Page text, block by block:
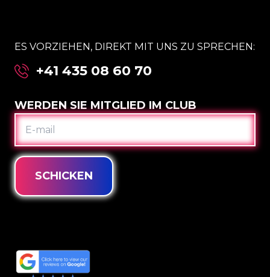
ES VORZIEHEN, DIREKT MIT UNS ZU SPRECHEN:
+41 435 08 60 70
WERDEN SIE MITGLIED IM CLUB
E-
MAIL
SCHICKEN